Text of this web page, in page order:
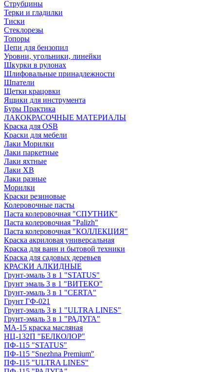
Струбцины
Терки и гладилки
Тиски
Стеклорезы
Топоры
Цепи для бензопил
Уровни, угольники, линейки
Шкурки в рулонах
Шлифовальные принадлежности
Шпатели
Щетки крацовки
Ящики для инструмента
Буры Практика
ЛАКОКРАСОЧНЫЕ МАТЕРИАЛЫ
Краска для OSB
Краски для мебели
Лаки Морилки
Лаки паркетные
Лаки яхтные
Лаки ХВ
Лаки разные
Морилки
Краски резиновые
Колеровочные пасты
Паста колеровочная "СПУТНИК"
Паста колеровочная "Palizh"
Паста колеровочная "КОЛЛЕКЦИЯ"
Краска акриловая универсальная
Краска для ванн и бытовой техники
Краска для садовых деревьев
КРАСКИ АЛКИДНЫЕ
Грунт-эмаль 3 в 1 "STATUS"
Грунт эмаль 3 в 1 "ВИТЕКО"
Грунт-эмаль 3 в 1 "CERTA"
Грунт ГФ-021
Грунт-эмаль 3 в 1 "ULTRA LINES"
Грунт-эмаль 3 в 1 "РАДУГА"
МА-15 краска масляная
НЦ-132П "БЕЛКОЛОР"
ПФ-115 "STATUS"
ПФ-115 "Snezhna Premium"
ПФ-115 "ULTRA LINES"